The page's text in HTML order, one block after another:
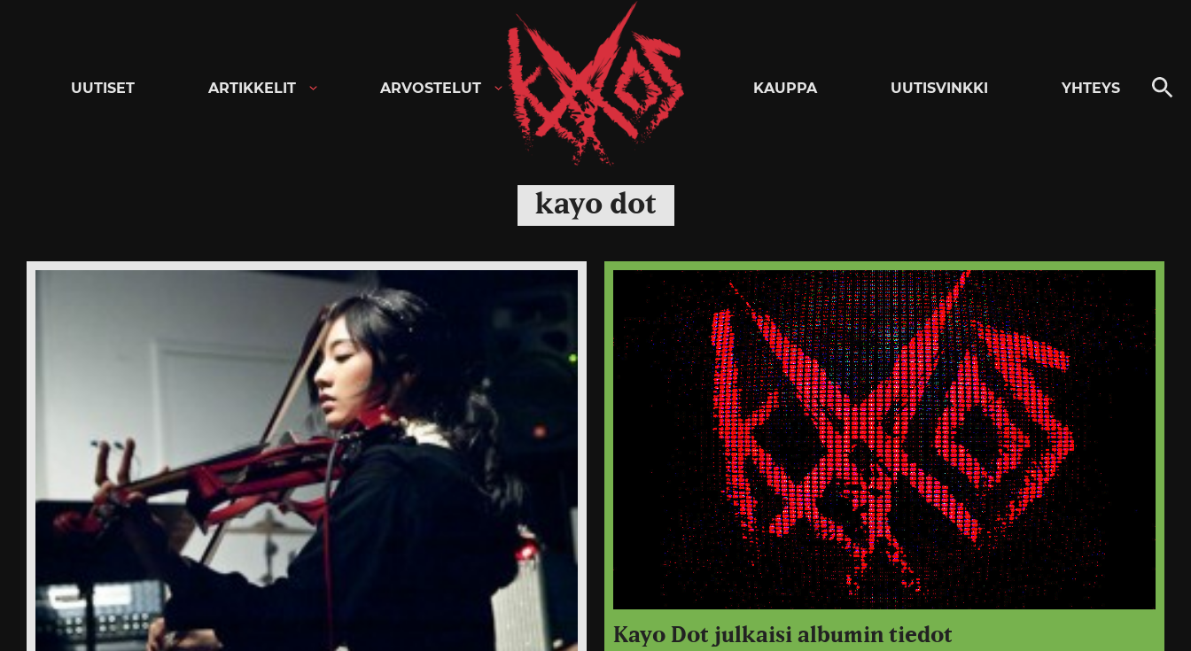
Kaaoszine
UUTISET ARTIKKELIT ARVOSTELUT KAUPPA UUTISVINKKI YHTEYS
kayo dot
Kayo Dot julkaisi albumin tiedot